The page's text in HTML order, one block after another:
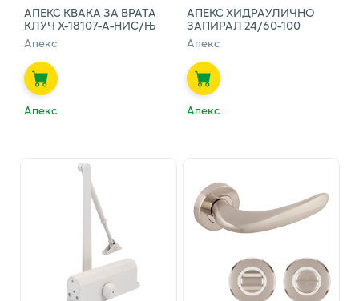
АПЕКС КВАКА ЗА ВРАТА
КЛУЧ Х-18107-А-НИС/Њ
Апекс
Апекс
АПЕКС ХИДРАУЛИЧНО
ЗАПИРАЛ 24/60-100
Апекс
Апекс